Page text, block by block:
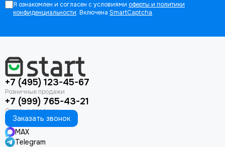
Я ознакомлен и согласен с условиями оферты и политики
конфиденциальности. Включена SmartCaptcha.
+7 (495) 123-45-67
+7 (999) 765-43-21
Заказать звонок
MAX
Telegram